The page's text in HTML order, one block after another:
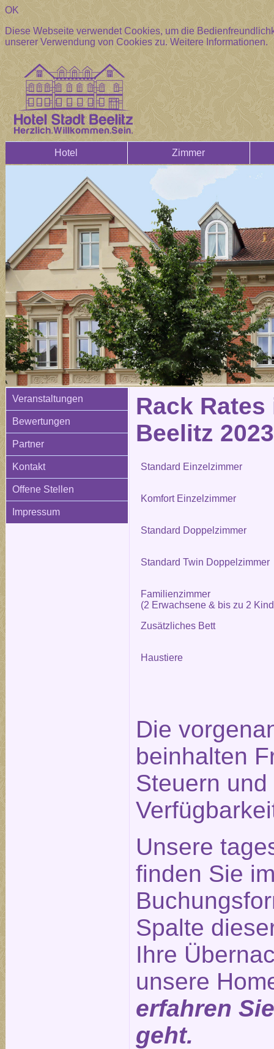
OK
Diese Webseite verwendet Cookies, um die
unserer Verwendung von Cookies zu.Weitere Informationen.
Hotel Zimmer
Veranstaltungen
Bewertungen
Partner
Kontakt
Offene Stellen
Impressum
Rack
Beelitz 2023
Standard Einzelzimmer
Komfort Einzelzimmer
Standard Doppelzimmer
Standard Twin Doppelzimmer
Familienzimmer
(2 Erwachsene & bis zu 2
Zusätzliches Bett
Haustiere
Die
beinhalten
Steuern
Unsere
finden Sie
Spalte
Ihre
unsere
erfahren
geht.